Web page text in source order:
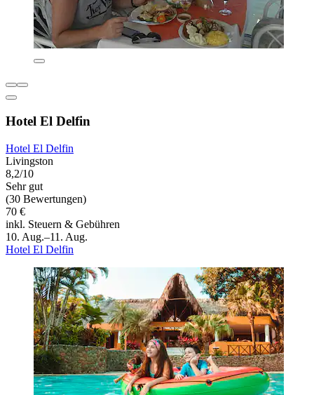
Hotel El Delfin
Hotel El Delfin
Livingston
8,2/10
Sehr gut
(30 Bewertungen)
70 €
inkl. Steuern & Gebühren
10. Aug.–11. Aug.
Hotel El Delfin